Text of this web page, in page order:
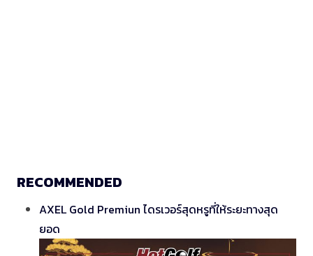
RECOMMENDED
AXEL Gold Premiun ไดรเวอร์สุดหรูที่ให้ระยะทางสุด
ยอด